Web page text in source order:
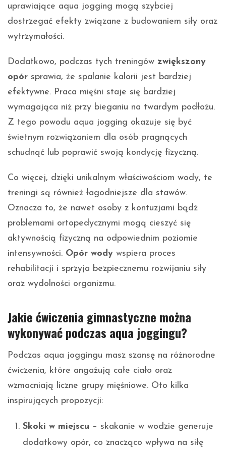
uprawiające aqua jogging mogą szybciej
dostrzegać efekty związane z budowaniem siły oraz
wytrzymałości.
Dodatkowo, podczas tych treningów zwiększony
opór sprawia, że spalanie kalorii jest bardziej
efektywne. Praca mięśni staje się bardziej
wymagająca niż przy bieganiu na twardym podłożu.
Z tego powodu aqua jogging okazuje się być
świetnym rozwiązaniem dla osób pragnących
schudnąć lub poprawić swoją kondycję fizyczną.
Co więcej, dzięki unikalnym właściwościom wody, te
treningi są również łagodniejsze dla stawów.
Oznacza to, że nawet osoby z kontuzjami bądź
problemami ortopedycznymi mogą cieszyć się
aktywnością fizyczną na odpowiednim poziomie
intensywności. Opór wody wspiera proces
rehabilitacji i sprzyja bezpiecznemu rozwijaniu siły
oraz wydolności organizmu.
Jakie ćwiczenia gimnastyczne można
wykonywać podczas aqua joggingu?
Podczas aqua joggingu masz szansę na różnorodne
ćwiczenia, które angażują całe ciało oraz
wzmacniają liczne grupy mięśniowe. Oto kilka
inspirujących propozycji:
Skoki w miejscu – skakanie w wodzie generuje
dodatkowy opór, co znacząco wpływa na siłę